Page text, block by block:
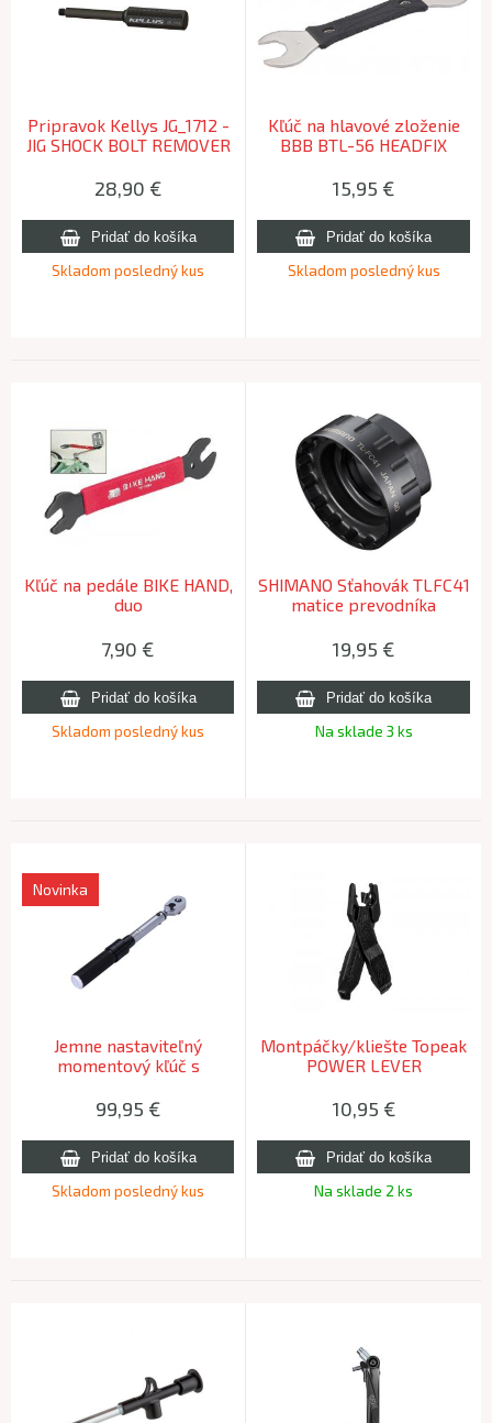
Pripravok Kellys JG_1712 -
JIG SHOCK BOLT REMOVER
28,90 €
Skladom posledný kus
Kľúč na hlavové zloženie
BBB BTL-56 HEADFIX
15,95 €
Skladom posledný kus
Kľúč na pedále BIKE HAND,
duo
7,90 €
Skladom posledný kus
SHIMANO Sťahovák TLFC41
matice prevodníka
19,95 €
Na sklade 3 ks
Jemne nastaviteľný
momentový kľúč s
174 PRECISIONTORQUE
Novinka
99,95 €
Skladom posledný kus
Montpáčky/kliešte Topeak
POWER LEVER
10,95 €
Na sklade 2 ks